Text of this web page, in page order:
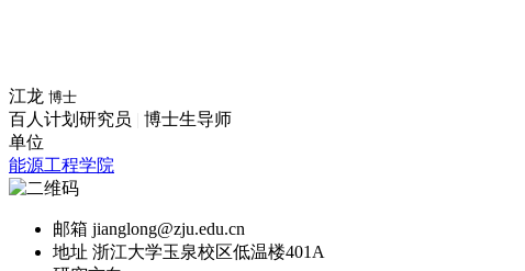
江龙 博士
百人计划研究员
博士生导师
单位
能源工程学院
邮箱 jianglong@zju.edu.cn
地址 浙江大学玉泉校区低温楼401A